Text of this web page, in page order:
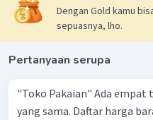
Dengan Gold kamu
sepuasnya, lho.
Pertanyaan serupa
"Toko Pakaian" Ada empat toko menjual jenis barang
yang sama. Daftar harga